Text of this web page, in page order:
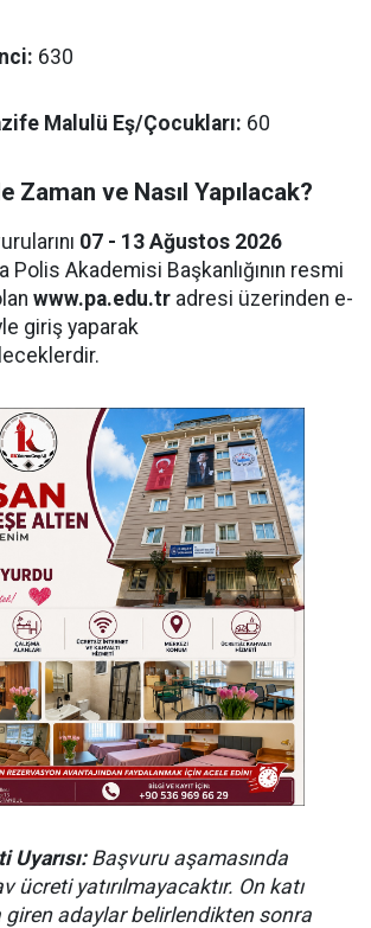
630
Malulü Eş/Çocukları: 60
Zaman ve Nasıl Yapılacak?
07 - 13 Ağustos 2026
Polis Akademisi Başkanlığının resmi
www.pa.edu.tr adresi üzerinden e-
giriş yaparak
Uyarısı:Başvuru aşamasında
ücreti yatırılmayacaktır. On katı
adaylar belirlendikten sonra